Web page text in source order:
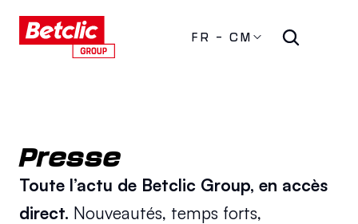
FR - CM
Presse
Toute l’actu de Betclic Group, en accès
direct. Nouveautés, temps forts,